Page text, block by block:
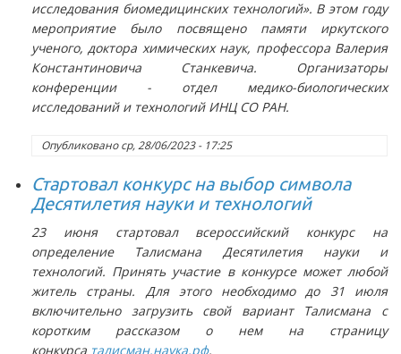
исследования биомедицинских технологий». В этом году
мероприятие было посвящено памяти иркутского
ученого, доктора химических наук, профессора Валерия
Константиновича Станкевича. Организаторы
конференции - отдел медико-биологических
исследований и технологий ИНЦ СО РАН.
Опубликованоср, 28/06/2023 - 17:25
Стартовал конкурс на выбор символа
Десятилетия науки и технологий
23 июня стартовал всероссийский конкурс на
определение Талисмана Десятилетия науки и
технологий. Принять участие в конкурсе может любой
житель страны. Для этого необходимо до 31 июля
включительно загрузить свой вариант Талисмана с
коротким рассказом о нем на страницу
конкурса талисман.наука.рф.